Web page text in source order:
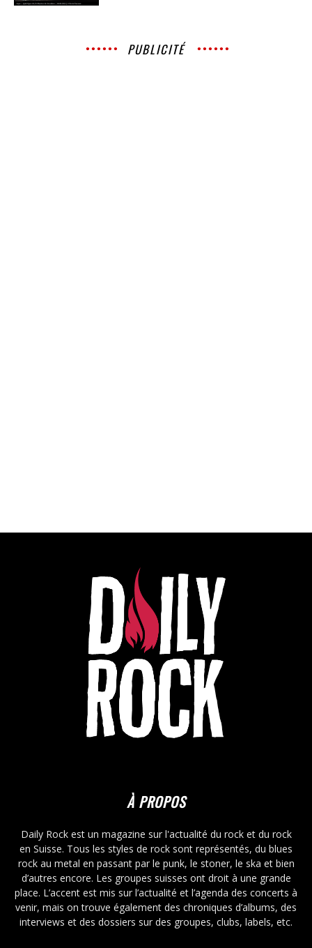
PUBLICITÉ
À PROPOS
Daily Rock est un magazine sur l'actualité du rock et du rock
en Suisse. Tous les styles de rock sont représentés, du blues
rock au metal en passant par le punk, le stoner, le ska et bien
d’autres encore. Les groupes suisses ont droit à une grande
place. L’accent est mis sur l’actualité et l’agenda des concerts à
venir, mais on trouve également des chroniques d’albums, des
interviews et des dossiers sur des groupes, clubs, labels, etc.